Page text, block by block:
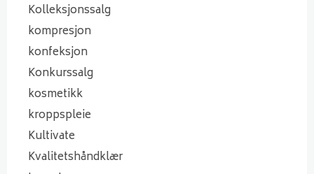
Kolleksjonssalg
kompresjon
konfeksjon
Konkurssalg
kosmetikk
kroppspleie
Kultivate
Kvalitetshåndklær